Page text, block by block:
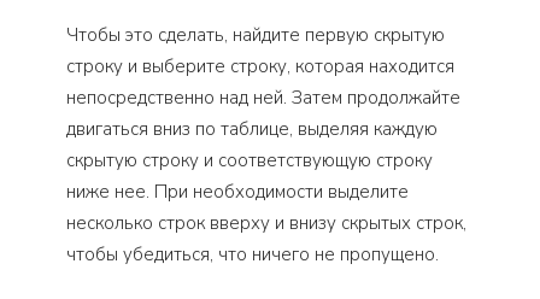
Чтобы это сделать, найдите первую скрытую
строку и выберите строку, которая находится
непосредственно над ней. Затем продолжайте
двигаться вниз по таблице, выделяя каждую
скрытую строку и соответствующую строку
ниже нее. При необходимости выделите
несколько строк вверху и внизу скрытых строк,
чтобы убедиться, что ничего не пропущено.